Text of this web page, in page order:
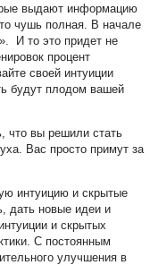
выдают информацию
чушь полная. В начале
И то это придет не
процент
своей интуиции
будут плодом вашей
что вы решили стать
Вас просто примут за
интуицию и скрытые
дать новые идеи и
и скрытых
С постоянным
улучшения в